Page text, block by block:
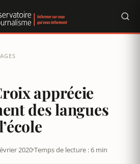
apprécie
des langues
2020Temps de lecture : 6 min
cookies